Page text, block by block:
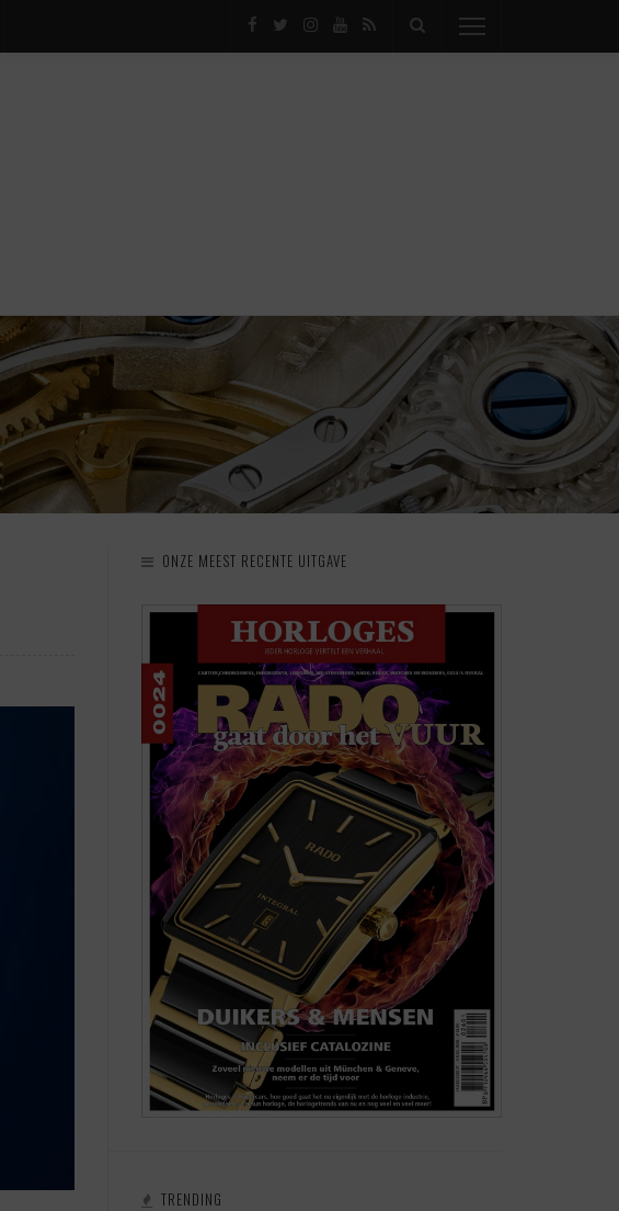
ONZE MEEST RECENTE UITGAVE
TRENDING